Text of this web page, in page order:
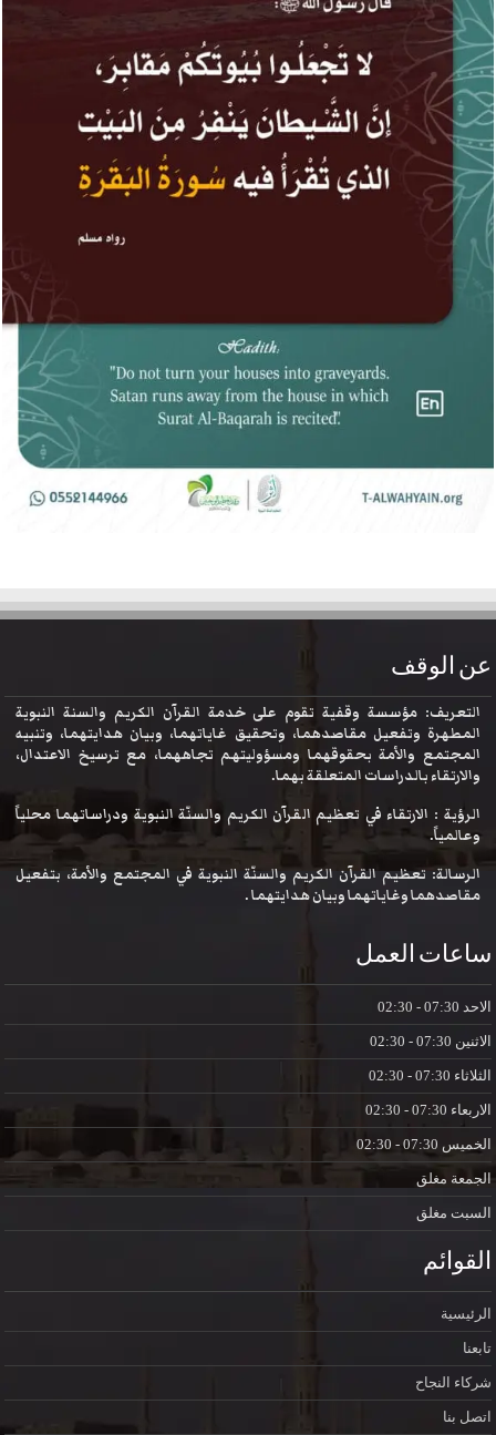
عن الوقف
التعريف: مؤسسة وقفية تقوم على خدمة القرآن الكريم والسنة النبوية
المطهرة وتفعيل مقاصدهما، وتحقيق غاياتهما، وبيان هدايتهما، وتنبيه
المجتمع والأمة بحقوقهما ومسؤوليتهم تجاههما، مع ترسيخ الاعتدال،
والارتقاء بالدراسات المتعلقة بهما.
الرؤية : الارتقاء في تعظيم القرآن الكريم والسنّة النبوية ودراساتهما محلياً
وعالمياً.
الرسالة: تعظيم القرآن الكريم والسنّة النبوية في المجتمع والأمة، بتفعيل
مقاصدهما وغاياتهما وبيان هدايتهما .
ساعات العمل
الاحد
الاثنين
الثلاثاء
الاربعاء
الخميس
الجمعة مغلق
السبت مغلق
القوائم
الرئيسية
تابعنا
شركاء النجاح
اتصل بنا